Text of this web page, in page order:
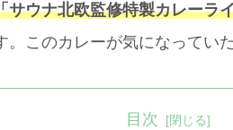
サウナ北欧監修特製カレーラ
このカレーが気になってい
目次